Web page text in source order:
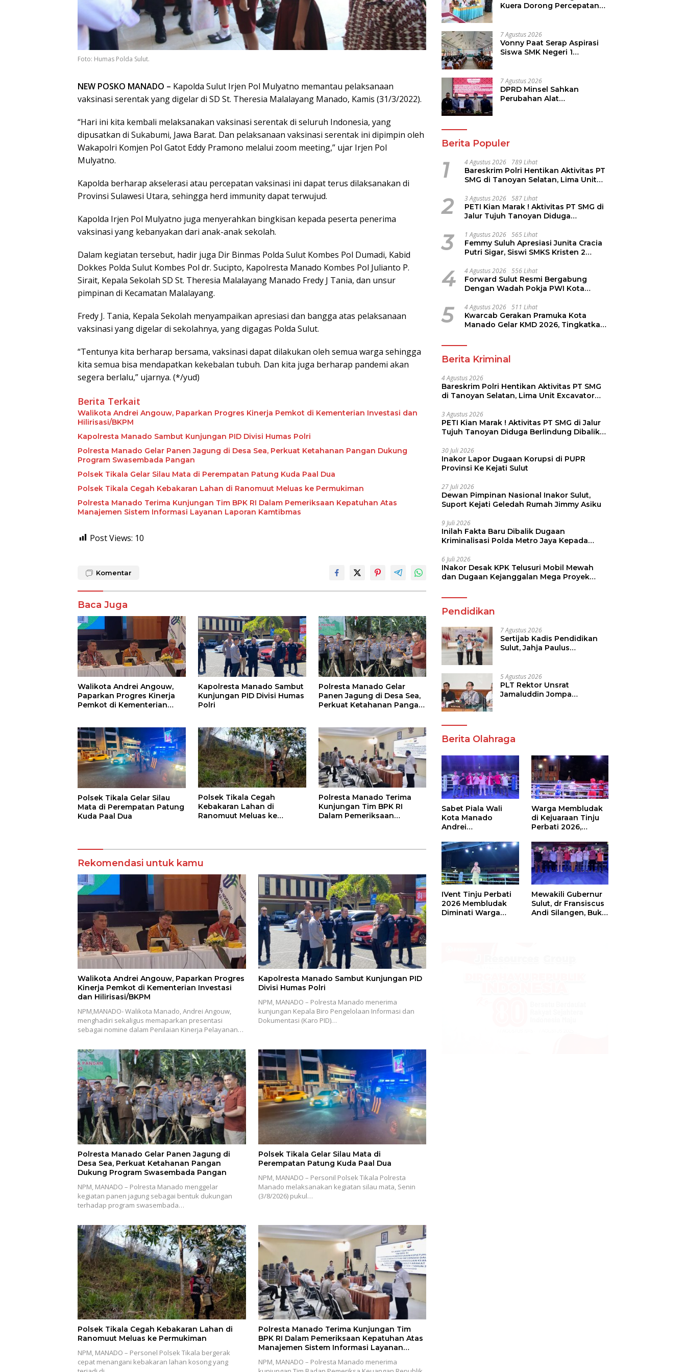
Foto: Humas Polda Sulut.
NEW POSKO MANADO – Kapolda Sulut Irjen Pol Mulyatno memantau pelaksanaan
vaksinasi serentak yang digelar di SD St. Theresia Malalayang Manado, Kamis (31/3/2022).
“Hari ini kita kembali melaksanakan vaksinasi serentak di seluruh Indonesia, yang
dipusatkan di Sukabumi, Jawa Barat. Dan pelaksanaan vaksinasi serentak ini dipimpin oleh
Wakapolri Komjen Pol Gatot Eddy Pramono melalui zoom meeting,” ujar Irjen Pol
Mulyatno.
Kapolda berharap akselerasi atau percepatan vaksinasi ini dapat terus dilaksanakan di
Provinsi Sulawesi Utara, sehingga herd immunity dapat terwujud.
Kapolda Irjen Pol Mulyatno juga menyerahkan bingkisan kepada peserta penerima
vaksinasi yang kebanyakan dari anak-anak sekolah.
Dalam kegiatan tersebut, hadir juga Dir Binmas Polda Sulut Kombes Pol Dumadi, Kabid
Dokkes Polda Sulut Kombes Pol dr. Sucipto, Kapolresta Manado Kombes Pol Julianto P.
Sirait, Kepala Sekolah SD St. Theresia Malalayang Manado Fredy J Tania, dan unsur
pimpinan di Kecamatan Malalayang.
Fredy J. Tania, Kepala Sekolah menyampaikan apresiasi dan bangga atas pelaksanaan
vaksinasi yang digelar di sekolahnya, yang digagas Polda Sulut.
“Tentunya kita berharap bersama, vaksinasi dapat dilakukan oleh semua warga sehingga
kita semua bisa mendapatkan kekebalan tubuh. Dan kita juga berharap pandemi akan
segera berlalu,” ujarnya. (*/yud)
Berita Terkait
Walikota Andrei Angouw, Paparkan Progres Kinerja Pemkot di Kementerian Investasi dan
Hilirisasi/BKPM
Kapolresta Manado Sambut Kunjungan PID Divisi Humas Polri
Polresta Manado Gelar Panen Jagung di Desa Sea, Perkuat Ketahanan Pangan Dukung
Program Swasembada Pangan
Polsek Tikala Gelar Silau Mata di Perempatan Patung Kuda Paal Dua
Polsek Tikala Cegah Kebakaran Lahan di Ranomuut Meluas ke Permukiman
Polresta Manado Terima Kunjungan Tim BPK RI Dalam Pemeriksaan Kepatuhan Atas
Manajemen Sistem Informasi Layanan Laporan Kamtibmas
Post Views: 10
Komentar
Baca Juga
Walikota Andrei Angouw,
Paparkan Progres Kinerja
Pemkot di Kementerian
Kapolresta Manado Sambut
Kunjungan PID Divisi Humas
Polri
Polresta Manado Gelar
Panen Jagung di Desa Sea,
Perkuat Ketahanan Pangan
Polsek Tikala Gelar Silau
Mata di Perempatan Patung
Kuda Paal Dua
Polsek Tikala Cegah
Kebakaran Lahan di
Ranomuut Meluas ke
Polresta Manado Terima
Kunjungan Tim BPK RI
Dalam Pemeriksaan
Rekomendasi untuk kamu
Walikota Andrei Angouw, Paparkan Progres
Kinerja Pemkot di Kementerian Investasi
dan Hilirisasi/BKPM
NPM,MANADO- Walikota Manado, Andrei Angouw,
menghadiri sekaligus memaparkan presentasi
sebagai nomine dalam Penilaian Kinerja Pelayanan…
Kapolresta Manado Sambut Kunjungan PID
Divisi Humas Polri
NPM, MANADO – Polresta Manado menerima
kunjungan Kepala Biro Pengelolaan Informasi dan
Dokumentasi (Karo PID)…
Polresta Manado Gelar Panen Jagung di
Desa Sea, Perkuat Ketahanan Pangan
Dukung Program Swasembada Pangan
NPM, MANADO – Polresta Manado menggelar
kegiatan panen jagung sebagai bentuk dukungan
terhadap program swasembada…
Polsek Tikala Gelar Silau Mata di
Perempatan Patung Kuda Paal Dua
NPM, MANADO – Personil Polsek Tikala Polresta
Manado melaksanakan kegiatan silau mata, Senin
(3/8/2026) pukul…
Polsek Tikala Cegah Kebakaran Lahan di
Ranomuut Meluas ke Permukiman
NPM, MANADO – Personel Polsek Tikala bergerak
cepat menangani kebakaran lahan kosong yang
Polresta Manado Terima Kunjungan Tim
BPK RI Dalam Pemeriksaan Kepatuhan Atas
Manajemen Sistem Informasi Layanan
NPM, MANADO – Polresta Manado menerima
Kuera Dorong Percepatan
7 Agustus 2026
Vonny Paat Serap Aspirasi
Siswa SMK Negeri 1
7 Agustus 2026
DPRD Minsel Sahkan
Perubahan Alat
Berita Populer
1 4 Agustus 2026 789 Lihat
Bareskrim Polri Hentikan Aktivitas PT
SMG di Tanoyan Selatan, Lima Unit
2 3 Agustus 2026 587 Lihat
PETI Kian Marak ! Aktivitas PT SMG di
Jalur Tujuh Tanoyan Diduga
3 1 Agustus 2026 565 Lihat
Femmy Suluh Apresiasi Junita Cracia
Putri Sigar, Siswi SMKS Kristen 2
Dikmen Nasional 2026
4 4 Agustus 2026 556 Lihat
Forward Sulut Resmi Bergabung
Dengan Wadah Pokja PWI Kota
5 4 Agustus 2026 511 Lihat
Kwarcab Gerakan Pramuka Kota
Manado Gelar KMD 2026, Tingkatkan
Pramuka
Berita Kriminal
4 Agustus 2026
Bareskrim Polri Hentikan Aktivitas PT SMG
di Tanoyan Selatan, Lima Unit Excavator
3 Agustus 2026
PETI Kian Marak ! Aktivitas PT SMG di Jalur
Tujuh Tanoyan Diduga Berlindung Dibalik
30 Juli 2026
Inakor Lapor Dugaan Korupsi di PUPR
Provinsi Ke Kejati Sulut
27 Juli 2026
Dewan Pimpinan Nasional Inakor Sulut,
Suport Kejati Geledah Rumah Jimmy Asiku
9 Juli 2026
Inilah Fakta Baru Dibalik Dugaan
Kriminalisasi Polda Metro Jaya Kepada
6 Juli 2026
INakor Desak KPK Telusuri Mobil Mewah
dan Dugaan Kejanggalan Mega Proyek
Pendidikan
7 Agustus 2026
Sertijab Kadis Pendidikan
Sulut, Jahja Paulus
Pendidikan
5 Agustus 2026
PLT Rektor Unsrat
Jamaluddin Jompa
Berita Olahraga
Sabet Piala Wali
Kota Manado
Andrei
Boxing Camp Juara
Umum Tinju Perbati
2026
Warga Membludak
di Kejuaraan Tinju
Perbati 2026,
Piala Wali Kota
IVent Tinju Perbati
2026 Membludak
Diminati Warga
Mewakili Gubernur
Sulut, dr Fransiscus
Andi Silangen, Buka